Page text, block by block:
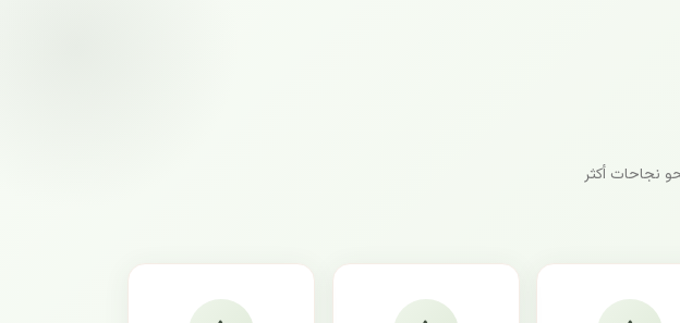
نجاحات أكثر